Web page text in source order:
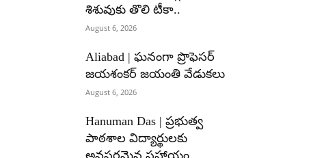
శిశువుకు తొలి టీకా..
August 6, 2026
Aliabad | ఘనంగా ప్రొఫెసర్
జయశంకర్ జయంతి వేడుకలు
August 6, 2026
Hanuman Das | ప్రభుత్వ
పాఠశాల విద్యార్థులకు
అవసరమైన సహాయం